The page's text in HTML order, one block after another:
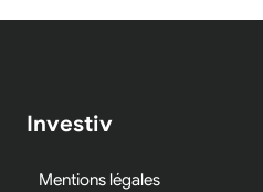
Investiv
Mentions légales